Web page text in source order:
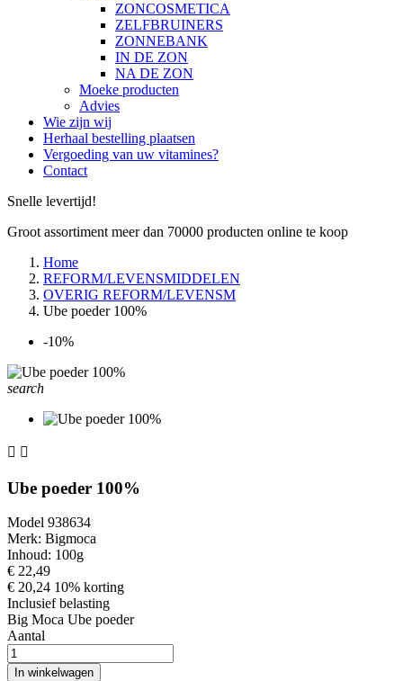
ZONCOSMETICA
ZELFBRUINERS
ZONNEBANK
IN DE ZON
NA DE ZON
Moeke producten
Advies
Wie zijn wij
Herhaal bestelling plaatsen
Vergoeding van uw vitamines?
Contact
Snelle levertijd!
Groot assortiment meer dan 70000 producten online te koop
Home
REFORM/LEVENSMIDDELEN
OVERIG REFORM/LEVENSM
Ube poeder 100%
-10%
search
 
Ube poeder 100%
Model 938634
Merk: Bigmoca
Inhoud: 100g
€ 22,49
€ 20,24 10% korting
Inclusief belasting
Big Moca Ube poeder
Aantal
In winkelwagen